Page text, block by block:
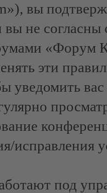
вы
не согласны
«Форум
эти
уведомить
исправления
под